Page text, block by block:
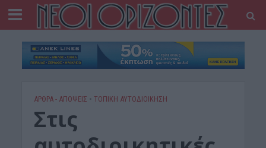
ΑΡΘΡΑ - ΑΠΟΨΕΙΣ • ΤΟΠΙΚΗ ΑΥΤΟΔΙΟΙΚΗΣΗ
Στις